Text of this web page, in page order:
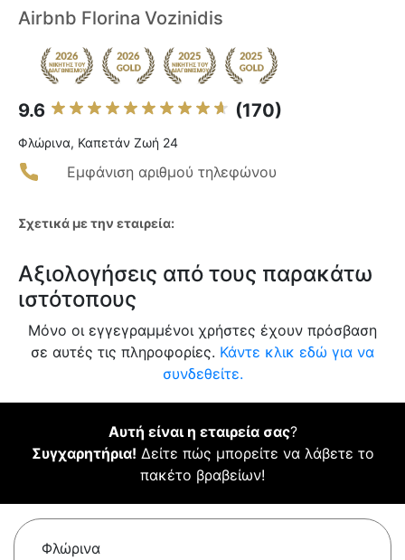
Airbnb Florina Vozinidis
9.6 (170)
Φλώρινα, Καπετάν Ζωή 24
Εμφάνιση αριθμού τηλεφώνου
Σχετικά με την εταιρεία:
Αξιολογήσεις από τους παρακάτω
ιστότοπους
Μόνο οι εγγεγραμμένοι χρήστες έχουν πρόσβαση
σε αυτές τις πληροφορίες. Κάντε κλικ εδώ για να
συνδεθείτε.
Αυτή είναι η εταιρεία σας?
Συγχαρητήρια! Δείτε πώς μπορείτε να λάβετε το
πακέτο βραβείων!
Φλώρινα